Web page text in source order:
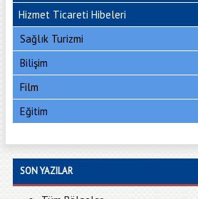
Hizmet Ticareti Hibeleri
Sağlık Turizmi
Bilişim
Film
Eğitim
SON YAZILAR